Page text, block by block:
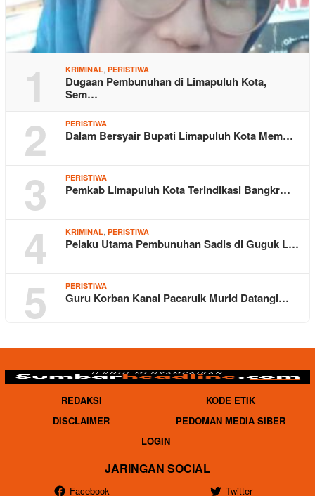
1 KRIMINAL, PERISTIWA
Dugaan Pembunuhan di Limapuluh Kota,
Sem…
2 PERISTIWA
Dalam Bersyair Bupati Limapuluh Kota Mem…
3 PERISTIWA
Pemkab Limapuluh Kota Terindikasi Bangkr…
4 KRIMINAL, PERISTIWA
Pelaku Utama Pembunuhan Sadis di Guguk L…
5 PERISTIWA
Guru Korban Kanai Pacaruik Murid Datangi…
REDAKSI
KODE ETIK
DISCLAIMER
PEDOMAN MEDIA SIBER
LOGIN
JARINGAN SOCIAL
Facebook Twitter